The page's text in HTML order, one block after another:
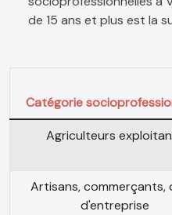
de 15 ans et plus est la
Catégorie
Agriculteurs
Artisans, commerçants,
d'entreprise